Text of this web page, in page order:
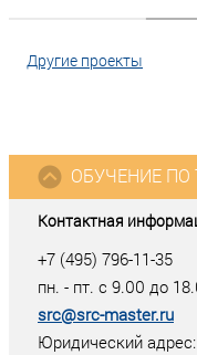
Другие проекты
Контактная
+7 (495) 796-11-35
пн. - пт. с 9.00 до
src@src-master.ru
Юридический
ОБУЧЕНИЕ